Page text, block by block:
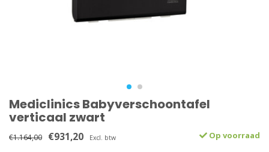
Mediclinics Babyverschoontafel
verticaal zwart
€1.164,00 €931,20 Excl. btw Op voorraad